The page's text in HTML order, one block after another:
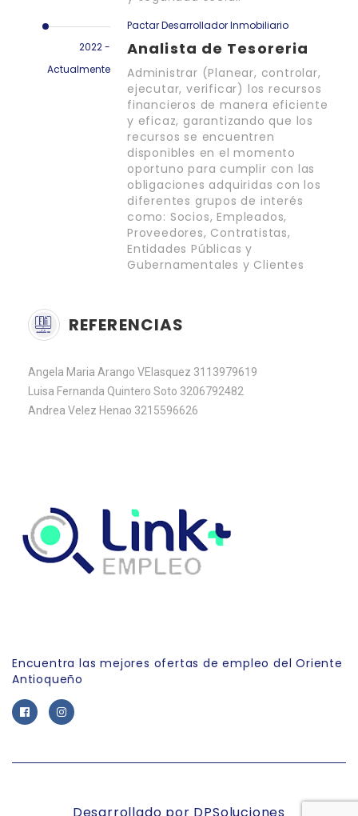
2022 -
Actualmente
Pactar Desarrollador Inmobiliario
Analista de Tesoreria
Administrar (Planear, controlar,
ejecutar, verificar) los recursos
financieros de manera eficiente
y eficaz, garantizando que los
recursos se encuentren
disponibles en el momento
oportuno para cumplir con las
obligaciones adquiridas con los
diferentes grupos de interés
como: Socios, Empleados,
Proveedores, Contratistas,
Entidades Públicas y
Gubernamentales y Clientes
REFERENCIAS
Angela Maria Arango VElasquez 3113979619
Luisa Fernanda Quintero Soto 3206792482
Andrea Velez Henao 3215596626
Encuentra las mejores ofertas de empleo del Oriente
Antioqueño